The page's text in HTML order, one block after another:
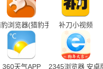
浏览器(猎豹手机浏览器下载)
补刀小视频
360天气APP 2345浏览器 安卓